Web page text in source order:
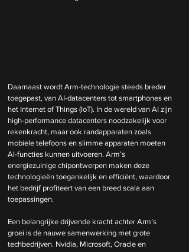
Daarnaast wordt Arm-technologie steeds breder
toegepast, van AI-datacenters tot smartphones en
het Internet of Things (IoT). In de wereld van AI zijn
high-performance datacenters noodzakelijk voor
rekenkracht, maar ook randapparaten zoals
mobiele telefoons en slimme apparaten moeten
AI-functies kunnen uitvoeren. Arm’s
energiezuinige chipontwerpen maken deze
technologieën toegankelijk en efficiënt, waardoor
het bedrijf profiteert van een breed scala aan
toepassingen.
Een belangrijke drijvende kracht achter Arm’s
groei is de nauwe samenwerking met grote
techbedrijven. Nvidia, Microsoft, Oracle en